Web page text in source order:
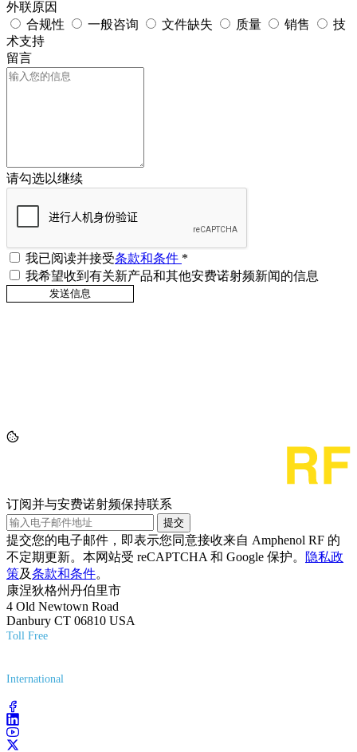
外联原因
合规性
一般咨询 文件缺失 质量 销售
技
术支持
留言
请勾选以继续
我已阅读并接受条款和条件 *
我希望收到有关新产品和其他安费诺射频新闻的信息
订阅并与安费诺射频保持联系
提交
提交您的电子邮件，即表示您同意接收来自 Amphenol RF 的
不定期更新。本网站受 reCAPTCHA 和 Google 保护。
隐私政
策及条款和条件。
康涅狄格州丹伯里市
4 Old Newtown Road
Danbury CT 06810 USA
Toll Free
International